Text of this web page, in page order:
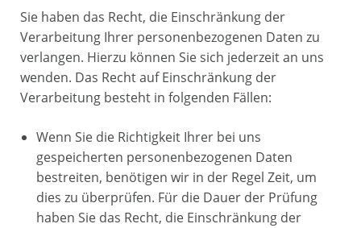
Sie haben das Recht, die Einschränkung der
Verarbeitung Ihrer personenbezogenen Daten zu
verlangen. Hierzu können Sie sich jederzeit an uns
wenden. Das Recht auf Einschränkung der
Verarbeitung besteht in folgenden Fällen:
Wenn Sie die Richtigkeit Ihrer bei uns
gespeicherten personenbezogenen Daten
bestreiten, benötigen wir in der Regel Zeit, um
dies zu überprüfen. Für die Dauer der Prüfung
haben Sie das Recht, die Einschränkung der